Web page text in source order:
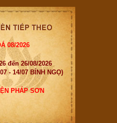
08/2026
đến 26/08/2026
- 14/07 BÍNH NGỌ)
PHÁP SƠN